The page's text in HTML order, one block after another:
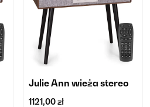
Julie Ann wieża stereo
1121,00 zł